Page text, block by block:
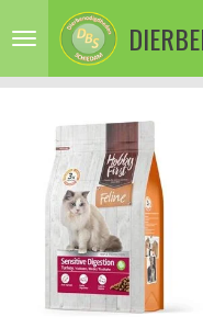
direct
de